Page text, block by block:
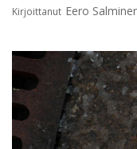
Kirjoittanut Eero